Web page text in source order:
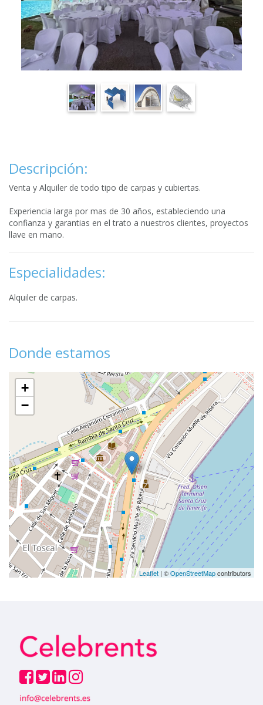
Descripción:
Venta y Alquiler de todo tipo de carpas y cubiertas.
Experiencia larga por mas de 30 años, estableciendo una
confianza y garantias en el trato a nuestros clientes, proyectos
llave en mano.
Especialidades:
Alquiler de carpas.
Donde estamos
+
−
Leaflet | ©OpenStreetMapcontributors